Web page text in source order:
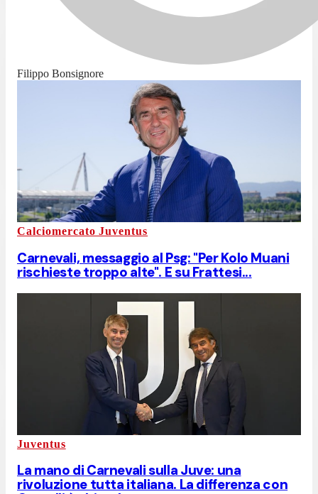
Filippo Bonsignore
Calciomercato Juventus
Carnevali, messaggio al Psg: "Per Kolo Muani
rischieste troppo alte". E su Frattesi...
Juventus
La mano di Carnevali sulla Juve: una
rivoluzione tutta italiana. La differenza con